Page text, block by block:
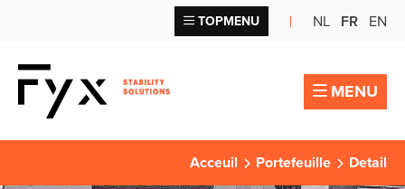
TOPMENU NL FR EN
MENU
Acceuil Portefeuille Detail